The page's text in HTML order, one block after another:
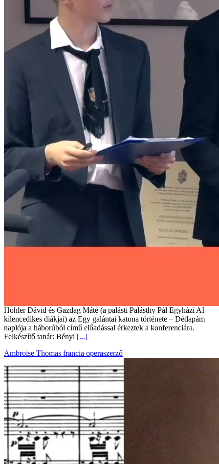
Hohler Dávid és Gazdag Máté (a palásti Palásthy Pál Egyházi AI
kilencedikes diákjai) az Egy galántai katona története – Dédapám
naplója a háborúból című előadással érkeztek a konferenciára.
Felkészítő tanár: Bényi [...]
Ambroise Thomas francia operaszerző